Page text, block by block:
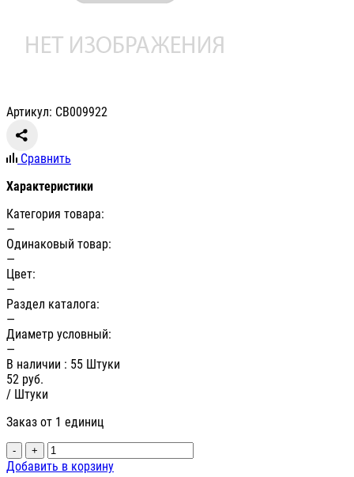
Артикул: СВ009922
Сравнить
Характеристики
Категория товара:
—
Одинаковый товар:
—
Цвет:
—
Раздел каталога:
—
Диаметр условный:
—
В наличии : 55 Штуки
52 руб.
/ Штуки
Заказ от 1 единиц
- +
Добавить в корзину